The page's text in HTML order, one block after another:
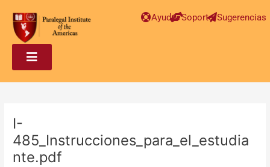
Ayuda Soporte Sugerencias
I-
485_Instrucciones_para_el_estudia
nte.pdf
navigation